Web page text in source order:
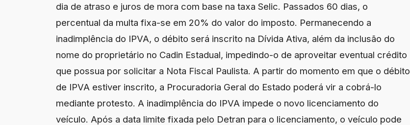
dia de atraso e juros de mora com base na taxa Selic. Passados 60 dias, o
percentual da multa fixa-se em 20% do valor do imposto. Permanecendo a
inadimplência do IPVA, o débito será inscrito na Dívida Ativa, além da inclusão do
nome do proprietário no Cadin Estadual, impedindo-o de aproveitar eventual crédito
que possua por solicitar a Nota Fiscal Paulista. A partir do momento em que o débito
de IPVA estiver inscrito, a Procuradoria Geral do Estado poderá vir a cobrá-lo
mediante protesto. A inadimplência do IPVA impede o novo licenciamento do
veículo. Após a data limite fixada pelo Detran para o licenciamento, o veículo pode